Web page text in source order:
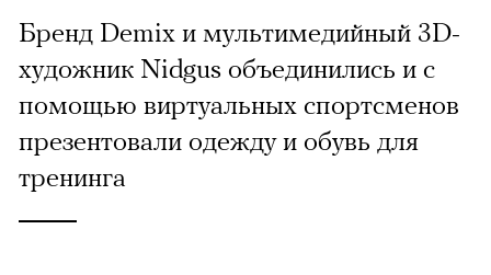
Бренд Demix и мультимедийный 3D-
художник Nidgus объединились и с
помощью виртуальных спортсменов
презентовали одежду и обувь для
тренинга